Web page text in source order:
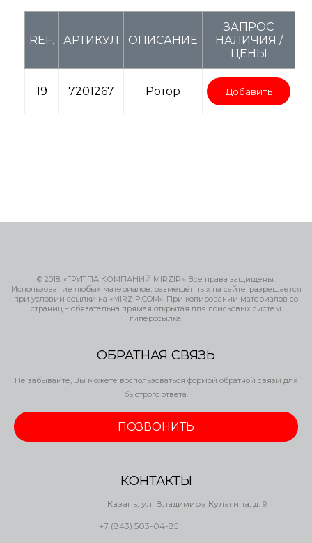
REF. АРТИКУЛ ОПИСАНИЕ
ЗАПРОС
НАЛИЧИЯ /
ЦЕНЫ
19 7201267 Ротор Добавить
© 2018, «ГРУППА КОМПАНИЙ MIRZIP». Все права защищены.
Использование любых материалов, размещённых на сайте, разрешается
при условии ссылки на «MIRZIP.COM». При копировании материалов со
страниц – обязательна прямая открытая для поисковых систем
гиперссылка.
ОБРАТНАЯ СВЯЗЬ
Не забывайте, Вы можете воспользоваться формой обратной связи для
быстрого ответа.
ПОЗВОНИТЬ
КОНТАКТЫ
г. Казань, ул. Владимира Кулагина, д. 9
+7 (843) 503-04-85